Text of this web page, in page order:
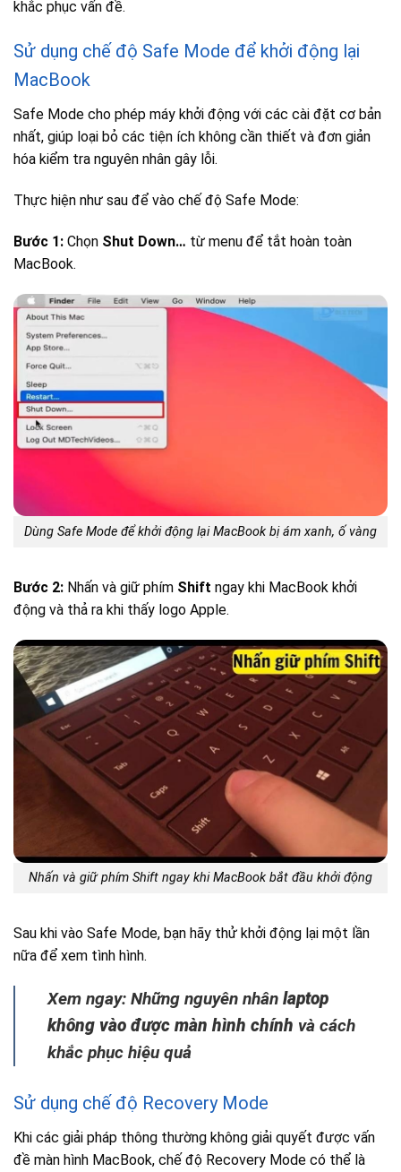
khắc phục vấn đề.
Sử dụng chế độ Safe Mode để khởi động lại
MacBook
Safe Mode cho phép máy khởi động với các cài đặt cơ bản
nhất, giúp loại bỏ các tiện ích không cần thiết và đơn giản
hóa kiểm tra nguyên nhân gây lỗi.
Thực hiện như sau để vào chế độ Safe Mode:
Bước 1: Chọn Shut Down… từ menu để tắt hoàn toàn
MacBook.
Dùng Safe Mode để khởi động lại MacBook bị ám xanh, ố vàng
Bước 2: Nhấn và giữ phím Shift ngay khi MacBook khởi
động và thả ra khi thấy logo Apple.
Nhấn và giữ phím Shift ngay khi MacBook bắt đầu khởi động
Sau khi vào Safe Mode, bạn hãy thử khởi động lại một lần
nữa để xem tình hình.
Xem ngay: Những nguyên nhân laptop
không vào được màn hình chính và cách
khắc phục hiệu quả
Sử dụng chế độ Recovery Mode
Khi các giải pháp thông thường không giải quyết được vấn
đề màn hình MacBook, chế độ Recovery Mode có thể là